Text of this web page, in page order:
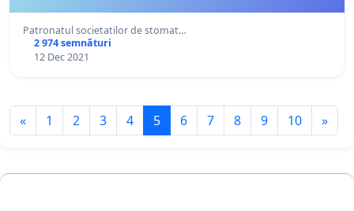
Patronatul societatilor de stomat…
2 974 semnături
12 Dec 2021
« 1 2 3 4 5 6 7 8 9 10 »